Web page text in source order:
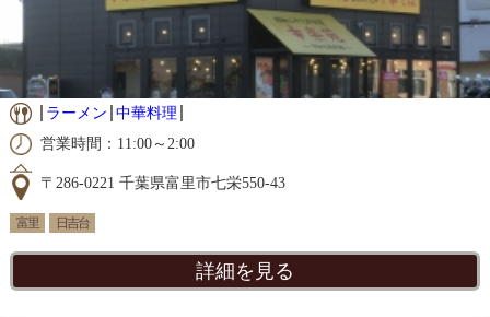
ラーメン 中華料理
営業時間：11:00～2:00
〒286-0221 千葉県富里市七栄550-43
富里 日吉台
詳細を見る